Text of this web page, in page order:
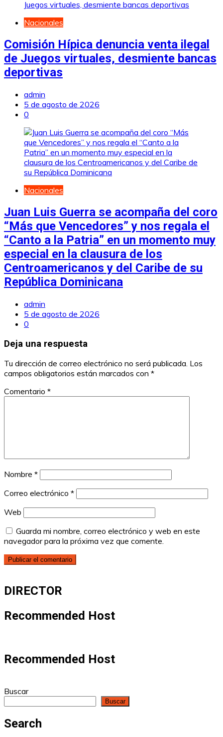
Nacionales
Comisión Hípica denuncia venta ilegal
de Juegos virtuales, desmiente bancas
deportivas
admin
5 de agosto de 2026
0
Nacionales
Juan Luis Guerra se acompaña del coro
“Más que Vencedores” y nos regala el
“Canto a la Patria” en un momento muy
especial en la clausura de los
Centroamericanos y del Caribe de su
República Dominicana
admin
5 de agosto de 2026
0
Deja una respuesta
Tu dirección de correo electrónico no será publicada. Los
campos obligatorios están marcados con *
Comentario *
Nombre *
Correo electrónico *
Web
Guarda mi nombre, correo electrónico y web en este
navegador para la próxima vez que comente.
DIRECTOR
Recommended Host
Recommended Host
Buscar
Buscar
Search